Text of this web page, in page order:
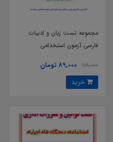
مجموعه تست زبان و ادبیات
فارسی آزمون استخدامی
118,000 89,000 تومان